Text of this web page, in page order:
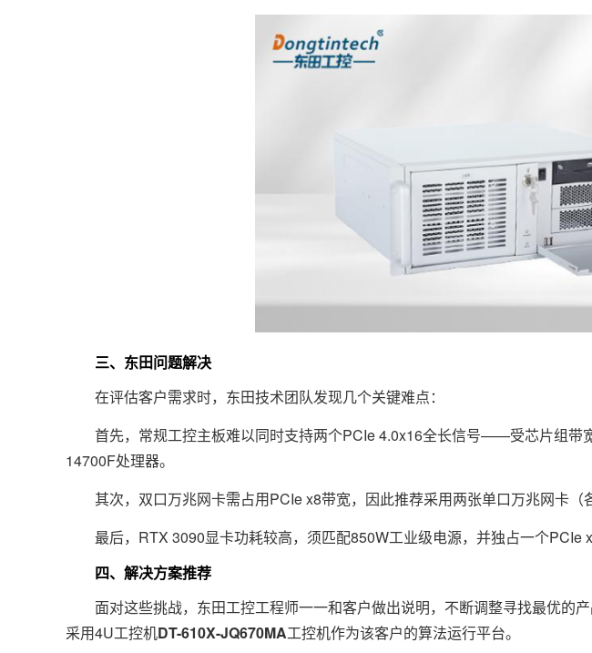
三、东田问题解决
在评估客户需求时，东田技术团队发现几个关键难点：
首先，常规工控主板难以同时支持两个PCIe 4.0x16全长信号——受芯片组带
14700F处理器。
其次，双口万兆网卡需占用PCIe x8带宽，因此推荐采用两张单口万兆网卡（
最后，RTX 3090显卡功耗较高，须匹配850W工业级电源，并独占一个PCIe
四、解决方案推荐
面对这些挑战，东田工控工程师一一和客户做出说明，不断调整寻找最优的
采用4U工控机DT-610X-JQ670MA工控机作为该客户的算法运行平台。